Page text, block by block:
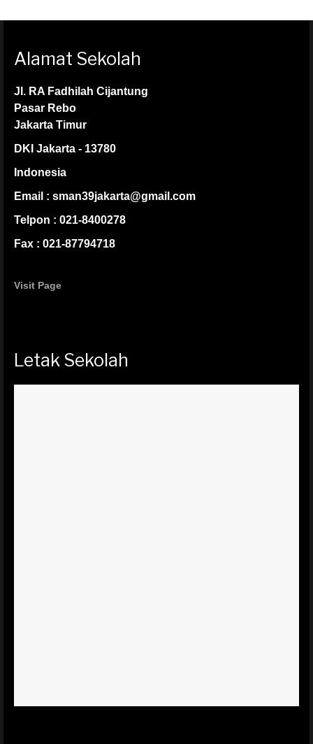
Alamat Sekolah
Jl. RA Fadhilah Cijantung
Pasar Rebo
Jakarta Timur
DKI Jakarta - 13780
Indonesia
Email : sman39jakarta@gmail.com
Telpon : 021-8400278
Fax : 021-87794718
Visit Page
Letak Sekolah